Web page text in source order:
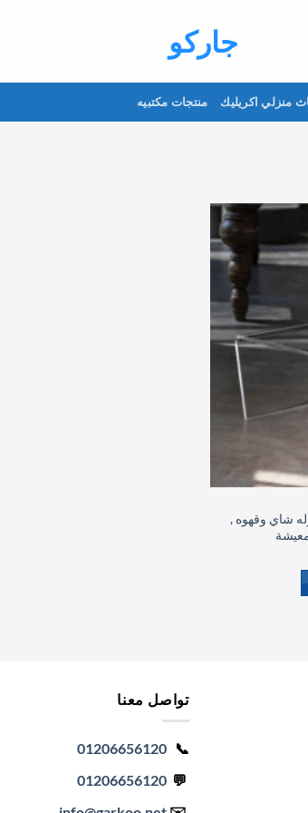
جاركو
منزلي اكريليك منتجات مكتبيه
شاي وقهوه ,
تواصل معنا
📞
01206656120
💬
01206656120